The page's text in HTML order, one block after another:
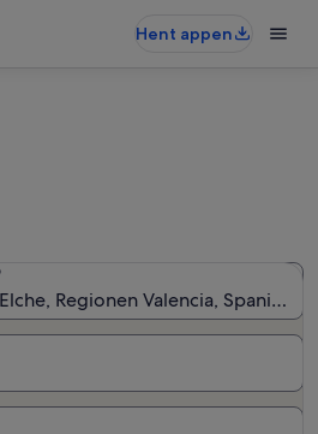
Hent appen
Regionen Valencia, Spanien